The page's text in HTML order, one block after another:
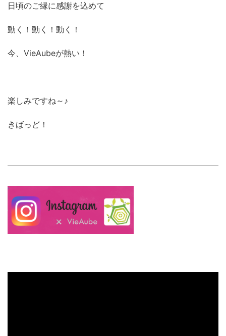
日頃のご縁に感謝を込めて
動く！動く！動く！
今、VieAubeが熱い！
楽しみですね～♪
きばっど！